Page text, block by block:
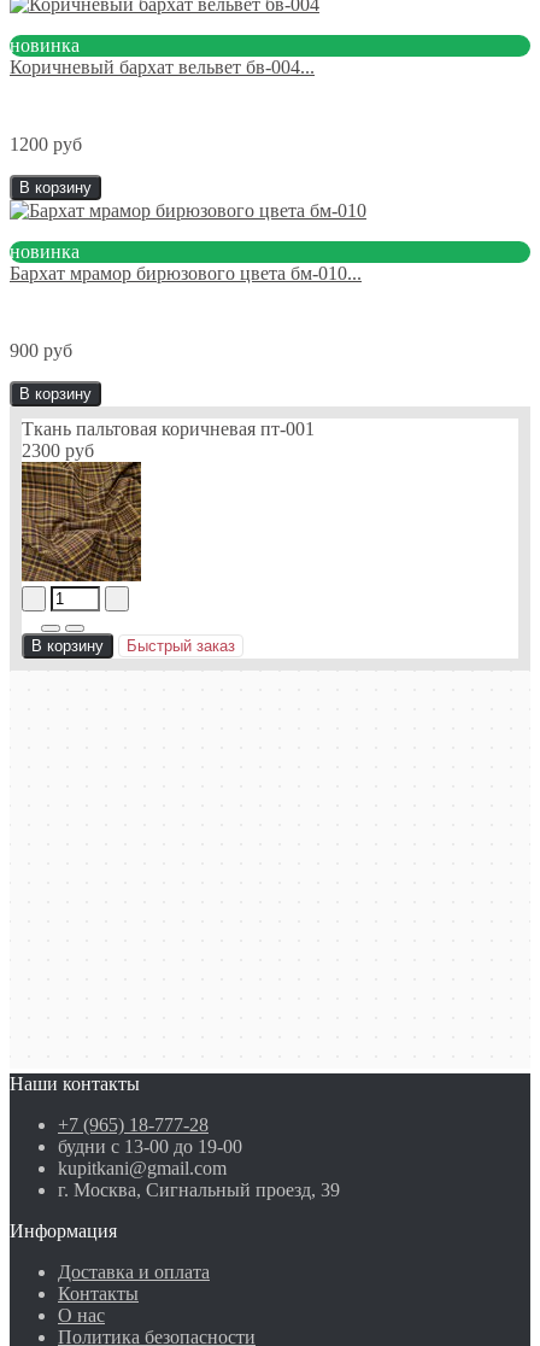
новинка
Коричневый бархат вельвет бв-004...
1200 руб
В корзину
новинка
Бархат мрамор бирюзового цвета бм-010...
900 руб
В корзину
Ткань пальтовая коричневая пт-001
2300 руб
В корзину Быстрый заказ
Наши контакты
+7 (965) 18-777-28
будни с 13-00 до 19-00
kupitkani@gmail.com
г. Москва, Сигнальный проезд, 39
Информация
Доставка и оплата
Контакты
О нас
Политика безопасности